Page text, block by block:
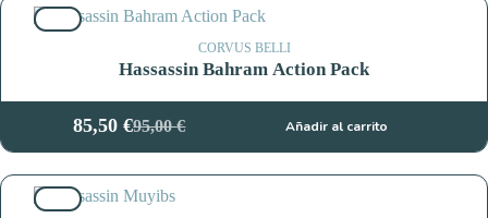
era:
es:
CORVUS BELLI
Hassassin Bahram Action Pack
95,00€
El
precio
original
era:
85,50€El
precio
actual
es:
Añadir al carrito